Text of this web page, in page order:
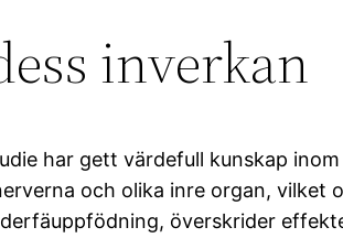
inverkan
har gett värdefull kunskap
och olika inre organ, vilket
överskrider